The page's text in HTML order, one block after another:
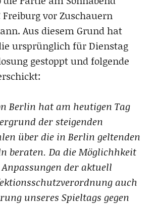
Freiburg vor Zuschauern
Aus diesem Grund hat
ursprünglich für Dienstag
gestoppt und folgende
Berlin hat am heutigen Tag
dersteigenden
über die in Berlin geltenden
beraten. Da die Möglichhkeit
der aktuell
auch
unseres Spieltags gegen